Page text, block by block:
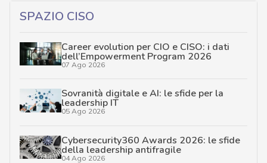
SPAZIO CISO
Career evolution per CIO e CISO: i dati
dell’Empowerment Program 2026
07 Ago 2026
Sovranità digitale e AI: le sfide per la
leadership IT
05 Ago 2026
Cybersecurity360 Awards 2026: le sfide
della leadership antifragile
04 Ago 2026